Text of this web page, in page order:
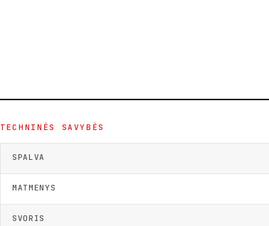
TECHNINĖS SAVYBĖS
SPALVA
MATMENYS
SVORIS